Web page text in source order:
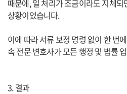
때문에, 일 처리가 조금이라도 지체
상황이었습니다.
이에 따라 서류 보정 명령 없이 한 번
속 전문 변호사가 모든 행정 및 법률
3. 결과